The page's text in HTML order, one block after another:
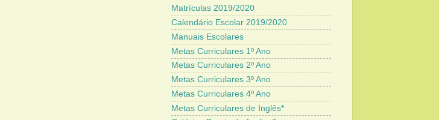
Matrículas 2019/2020
Calendário Escolar 2019/2020
Manuais Escolares
Metas Curriculares 1º Ano
Metas Curriculares 2º Ano
Metas Curriculares 3º Ano
Metas Curriculares 4º Ano
Metas Curriculares de Inglês*